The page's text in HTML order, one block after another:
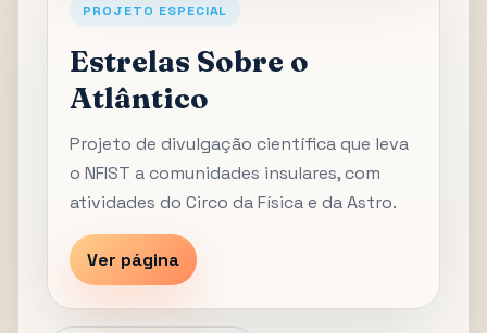
PROJETO ESPECIAL
Estrelas Sobre o
Atlântico
Projeto de divulgação científica que leva
o NFIST a comunidades insulares, com
atividades do Circo da Física e da Astro.
Ver página